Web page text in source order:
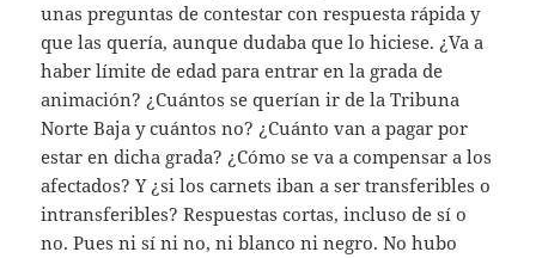
unas preguntas de contestar con respuesta rápida y
que las quería, aunque dudaba que lo hiciese. ¿Va a
haber límite de edad para entrar en la grada de
animación? ¿Cuántos se querían ir de la Tribuna
Norte Baja y cuántos no? ¿Cuánto van a pagar por
estar en dicha grada? ¿Cómo se va a compensar a los
afectados? Y ¿si los carnets iban a ser transferibles o
intransferibles? Respuestas cortas, incluso de sí o
no. Pues ni sí ni no, ni blanco ni negro. No hubo